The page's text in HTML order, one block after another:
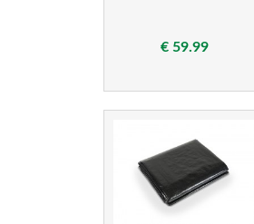
€ 59.99